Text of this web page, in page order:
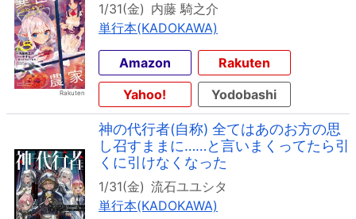
1/31(金) 内藤 騎之介
単行本(KADOKAWA)
Amazon
Rakuten
Yahoo!
Yodobashi
神の代行者(自称) 全てはあのお方の思
し召すままに……と言いまくってたら引
くに引けなくなった
1/31(金) 流石ユユシタ
単行本(KADOKAWA)